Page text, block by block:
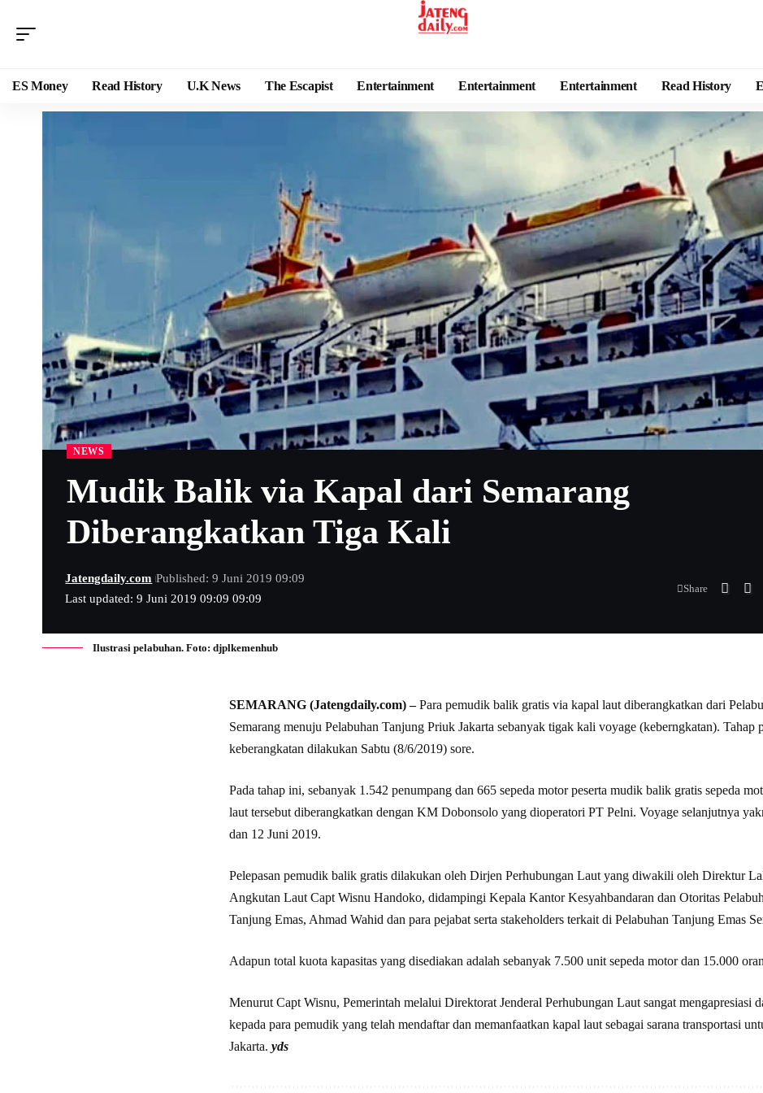
ES Money Read History U.K News The Escapist Entertainment Entertainment Entertainment Read History
NEWS
Mudik Balik via Kapal dari Semarang
Diberangkatkan Tiga Kali
Last updated: 9 Juni 2019 09:09 09:09
Jatengdaily.com Published: 9 Juni 2019 09:09
Share
Ilustrasi pelabuhan. Foto: djplkemenhub
SEMARANG (Jatengdaily.com) –Para pemudik balik gratis via kapal laut diberangkatkan dari
Semarang menuju Pelabuhan Tanjung Priuk Jakarta sebanyak tigak kali voyage (keberngkatan). Tahap
keberangkatan dilakukan Sabtu (8/6/2019) sore.
Pada tahap ini, sebanyak 1.542 penumpang dan 665 sepeda motor peserta mudik balik gratis sepeda
laut tersebut diberangkatkan dengan KM Dobonsolo yang dioperatori PT Pelni. Voyage selanjutnya
dan 12 Juni 2019.
Pelepasan pemudik balik gratis dilakukan oleh Dirjen Perhubungan Laut yang diwakili oleh Direktur
Angkutan Laut Capt Wisnu Handoko, didampingi Kepala Kantor Kesyahbandaran dan Otoritas
Tanjung Emas, Ahmad Wahid dan para pejabat serta stakeholders terkait di Pelabuhan Tanjung Emas
Adapun total kuota kapasitas yang disediakan adalah sebanyak 7.500 unit sepeda motor dan 15.000
Menurut Capt Wisnu, Pemerintah melalui Direktorat Jenderal Perhubungan Laut sangat mengapresiasi
kepada para pemudik yang telah mendaftar dan memanfaatkan kapal laut sebagai sarana transportasi
Jakarta. yds